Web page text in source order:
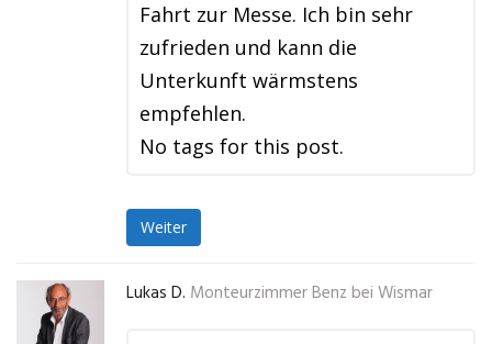
Fahrt zur Messe. Ich bin sehr
zufrieden und kann die
Unterkunft wärmstens
empfehlen.
No tags for this post.
Weiter
Lukas D. Monteurzimmer Benz bei Wismar